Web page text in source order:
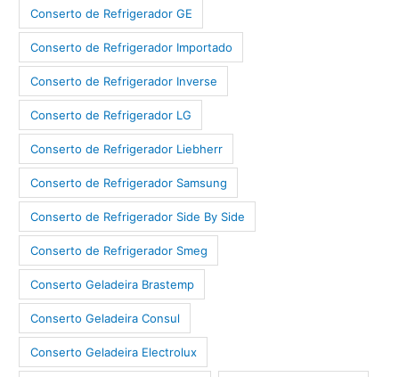
Conserto de Refrigerador GE
Conserto de Refrigerador Importado
Conserto de Refrigerador Inverse
Conserto de Refrigerador LG
Conserto de Refrigerador Liebherr
Conserto de Refrigerador Samsung
Conserto de Refrigerador Side By Side
Conserto de Refrigerador Smeg
Conserto Geladeira Brastemp
Conserto Geladeira Consul
Conserto Geladeira Electrolux